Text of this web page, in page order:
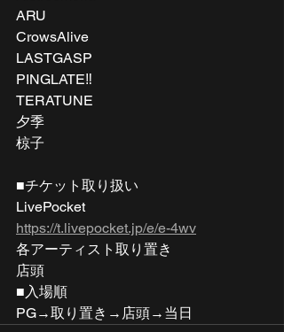
ARU
CrowsAlive
LASTGASP
PINGLATE‼
TERATUNE
夕季
椋子
■チケット取り扱い
LivePocket
https://t.livepocket.jp/e/e-4wv
各アーティスト取り置き
店頭
■入場順
PG→取り置き→店頭→当日